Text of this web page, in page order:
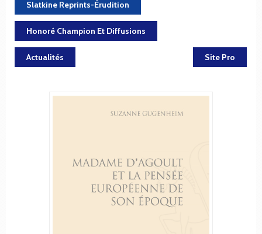
Slatkine Reprints-Érudition
Honoré Champion Et Diffusions
Actualités Site Pro